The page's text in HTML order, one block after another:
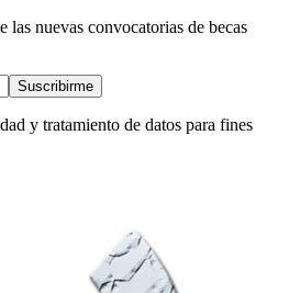
las nuevas convocatorias de becas
Suscribirme
y tratamiento de datos para fines